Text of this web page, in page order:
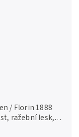
/ Florin 1888
ražební lesk,